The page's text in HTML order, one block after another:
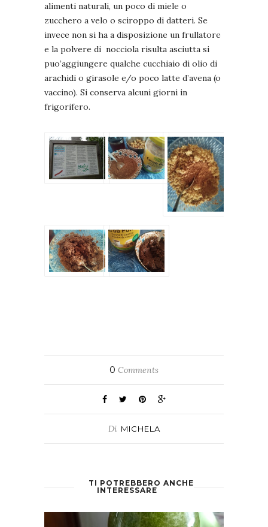
alimenti naturali, un poco di miele o
zucchero a velo o sciroppo di datteri. Se
invece non si ha a disposizione un frullatore
e la polvere di nocciola risulta asciutta si
puo’aggiungere qualche cucchiaio di olio di
arachidi o girasole e/o poco latte d’avena (o
vaccino). Si conserva alcuni giorni in
frigorifero.
0 Comments
Di MICHELA
TI POTREBBERO ANCHE
INTERESSARE